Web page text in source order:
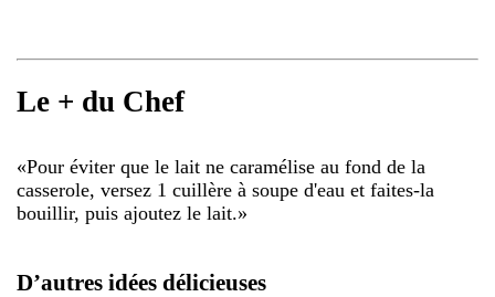
Le + du Chef
«Pour éviter que le lait ne caramélise au fond de la
casserole, versez 1 cuillère à soupe d'eau et faites-la
bouillir, puis ajoutez le lait.»
D’autres idées délicieuses